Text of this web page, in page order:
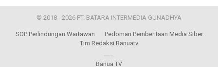
© 2018 - 2026 PT. BATARA INTERMEDIA GUNADHYA
SOP Perlindungan Wartawan
Pedoman Pemberitaan Media Siber
Tim Redaksi Banuatv
Banua TV